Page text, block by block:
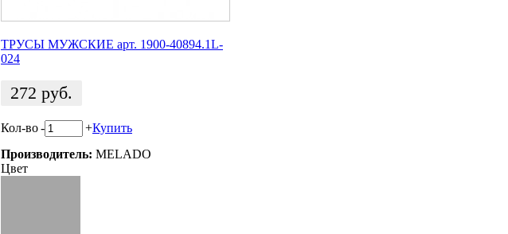
ТРУСЫ МУЖСКИЕ арт. 1900-40894.1L-
024
272 руб.
Кол-во- +Купить
Производитель: MELADO
Цвет